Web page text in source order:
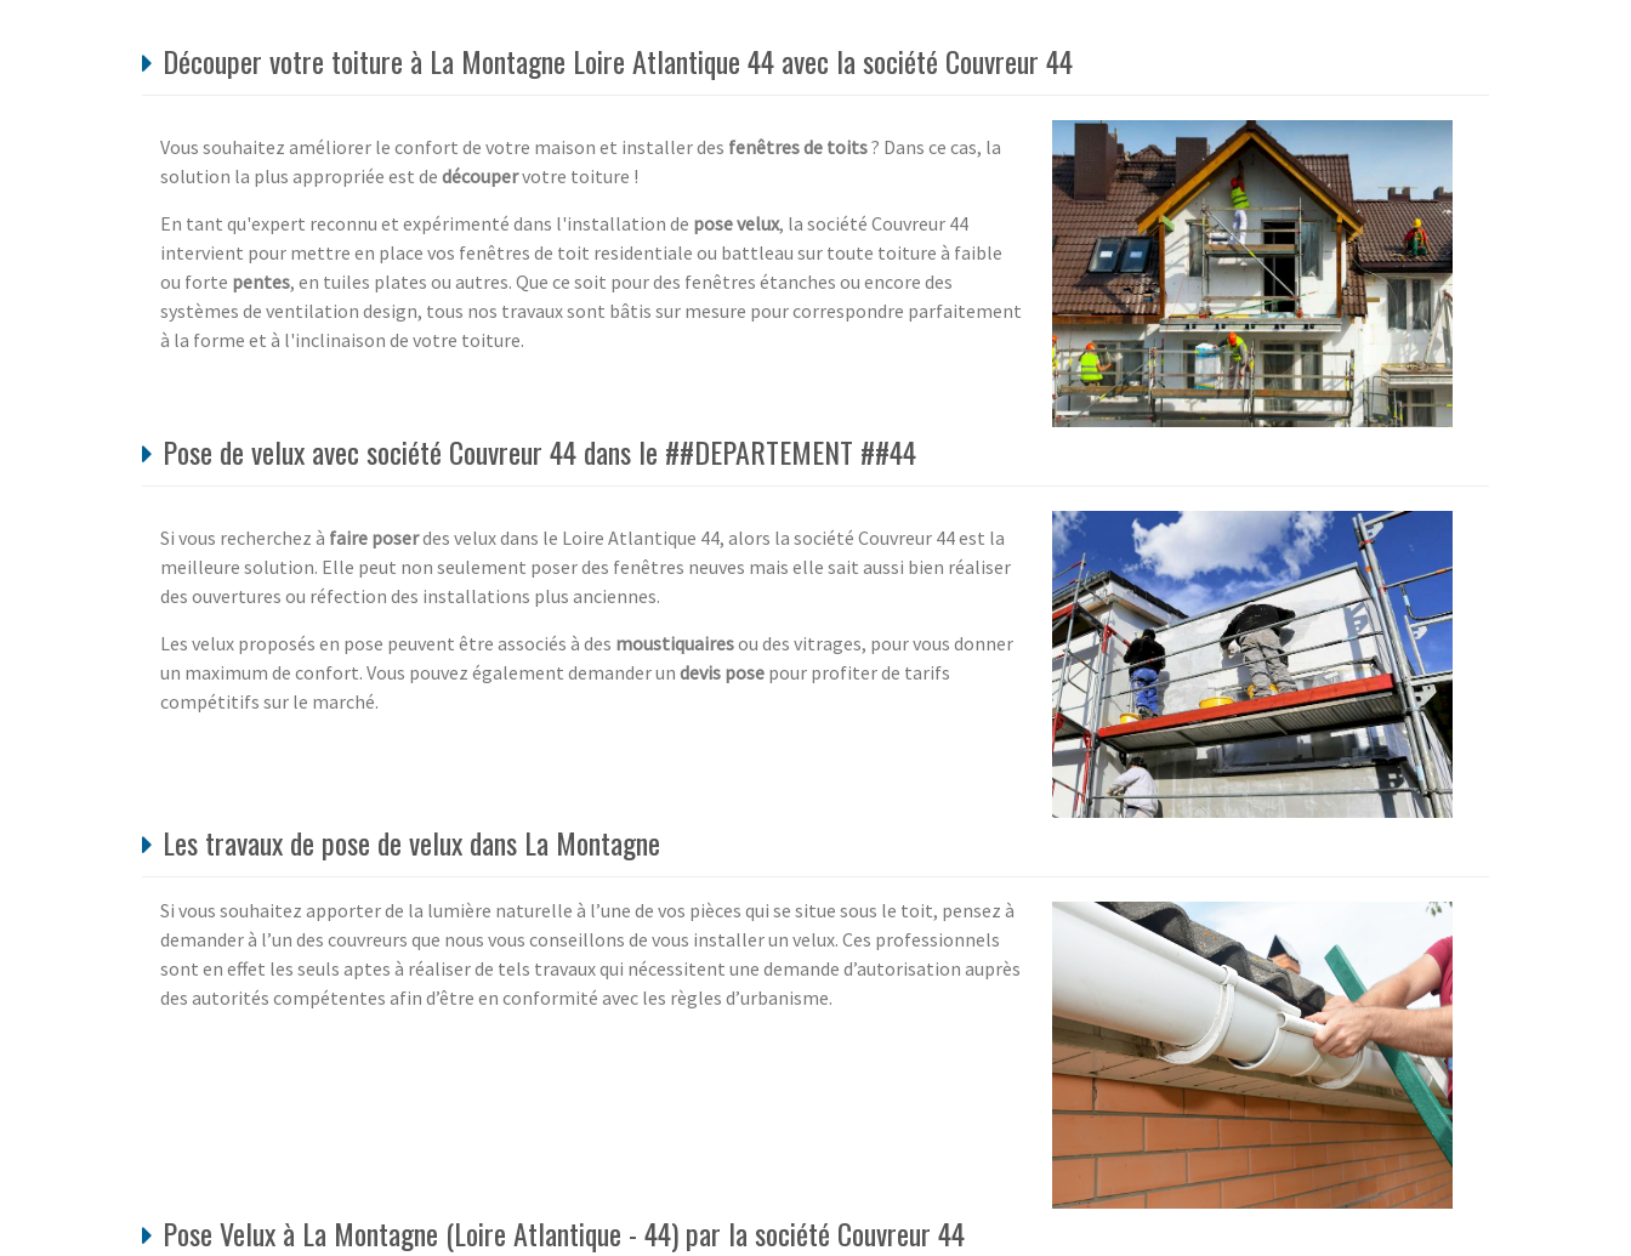
Découper votre toiture à La Montagne Loire Atlantique 44 avec la société Couvreur 44
Vous souhaitez améliorer le confort de votre maison et installer des fenêtres de toits? Dans ce cas, la
solution la plus appropriée est de découpervotre toiture !
En tant qu'expert reconnu et expérimenté dans l'installation de pose velux, la société Couvreur 44
intervient pour mettre en place vos fenêtres de toit residentiale ou battleau sur toute toiture à faible
ou forte pentes, en tuiles plates ou autres. Que ce soit pour des fenêtres étanches ou encore des
systèmes de ventilation design, tous nos travaux sont bâtis sur mesure pour correspondre parfaitement
à la forme et à l'inclinaison de votre toiture.
Pose de velux avec société Couvreur 44 dans le ##DEPARTEMENT ##44
Si vous recherchez à faire poserdes velux dans le Loire Atlantique 44, alors la société Couvreur 44 est la
meilleure solution. Elle peut non seulement poser des fenêtres neuves mais elle sait aussi bien réaliser
des ouvertures ou réfection des installations plus anciennes.
Les velux proposés en pose peuvent être associés à des moustiquairesou des vitrages, pour vous donner
un maximum de confort. Vous pouvez également demander un devis pose pour profiter de tarifs
compétitifs sur le marché.
Les travaux de pose de velux dans La Montagne
Si vous souhaitez apporter de la lumière naturelle à l’une de vos pièces qui se situe sous le toit, pensez à
demander à l’un des couvreurs que nous vous conseillons de vous installer un velux. Ces professionnels
sont en effet les seuls aptes à réaliser de tels travaux qui nécessitent une demande d’autorisation auprès
des autorités compétentes afin d’être en conformité avec les règles d’urbanisme.
Pose Velux à La Montagne (Loire Atlantique - 44) par la société Couvreur 44